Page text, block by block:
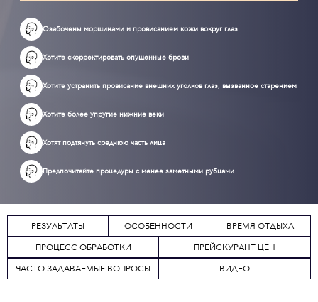
Озабочены морщинами и провисанием кожи вокруг глаз
Хотите скорректировать опущенные брови
Хотите устранить провисание внешних уголков глаз, вызванное старением
Хотите более упругие нижние веки
Хотят подтянуть среднюю часть лица
Предпочитайте процедуры с менее заметными рубцами
РЕЗУЛЬТАТЫ ОСОБЕННОСТИ
ВРЕМЯ ОТДЫХА
ПРОЦЕСС ОБРАБОТКИ
ПРЕЙСКУРАНТ ЦЕН
ЧАСТО ЗАДАВАЕМЫЕ ВОПРОСЫ
ВИДЕО